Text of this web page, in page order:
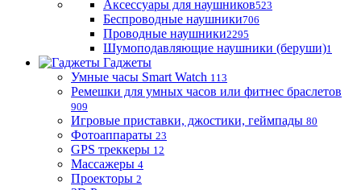
Аксессуары для наушников523
Беспроводные наушники706
Проводные наушники2295
Шумоподавляющие наушники (беруши)1
Гаджеты
Умные часы Smart Watch 113
Ремешки для умных часов или фитнес браслетов
909
Игровые приставки, джостики, геймпады 80
Фотоаппараты 23
GPS треккеры 12
Массажеры 4
Проекторы 2